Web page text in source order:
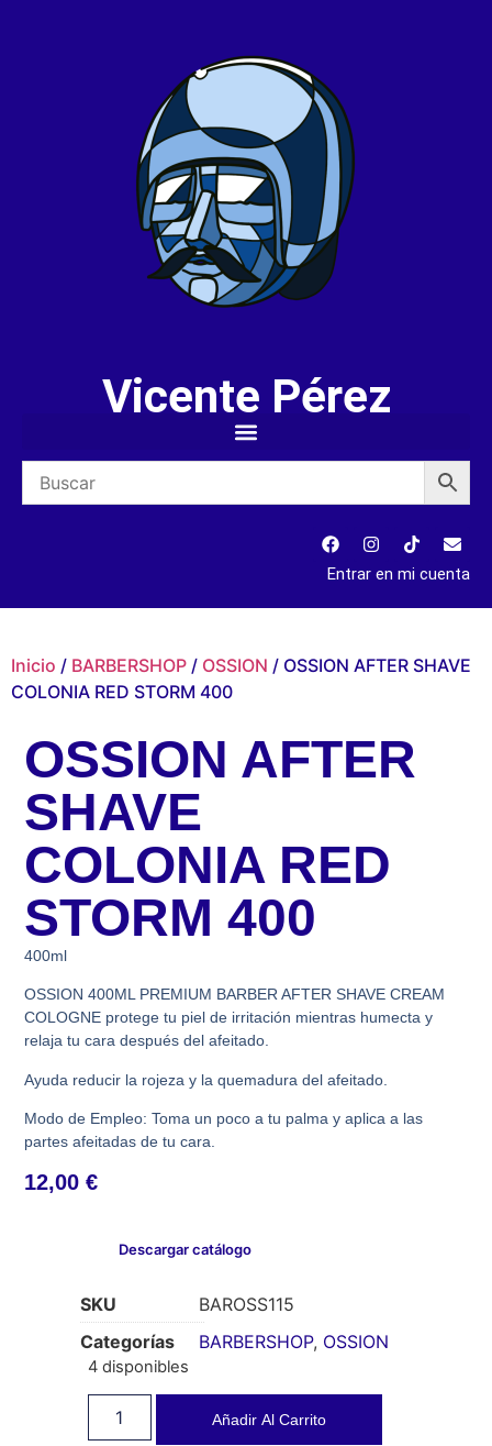
Vicente Pérez
Entrar en mi cuenta
Inicio / BARBERSHOP / OSSION / OSSION AFTER SHAVE
COLONIA RED STORM 400
OSSION AFTER
SHAVE
COLONIA RED
STORM 400
400ml
OSSION 400ML PREMIUM BARBER AFTER SHAVE CREAM
COLOGNE protege tu piel de irritación mientras humecta y
relaja tu cara después del afeitado.
Ayuda reducir la rojeza y la quemadura del afeitado.
Modo de Empleo: Toma un poco a tu palma y aplica a las
partes afeitadas de tu cara.
12,00€
Descargar catálogo
SKU
BAROSS115
Categorías
BARBERSHOP, OSSION
4 disponibles
Añadir Al Carrito